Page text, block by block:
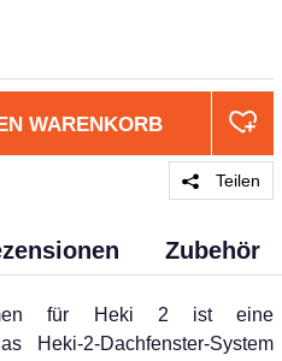
WARENKORB
Teilen
Zubehör
für Heki 2 ist eine
Heki-2-Dachfenster-System